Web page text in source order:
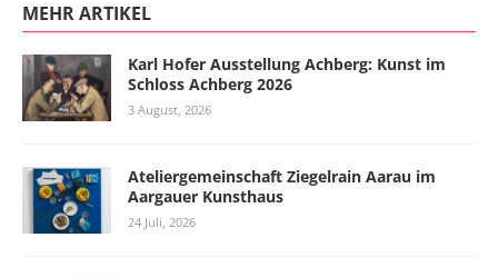
MEHR ARTIKEL
Karl Hofer Ausstellung Achberg: Kunst im
Schloss Achberg 2026
3 August, 2026
Ateliergemeinschaft Ziegelrain Aarau im
Aargauer Kunsthaus
24 Juli, 2026